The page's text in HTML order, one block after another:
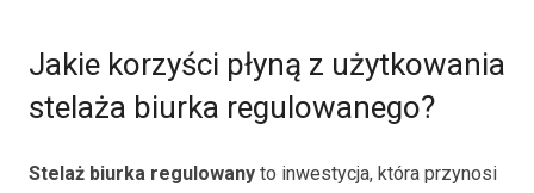
Jakie korzyści płyną z użytkowania
stelaża biurka regulowanego?
Stelaż biurka regulowany to inwestycja, która przynosi